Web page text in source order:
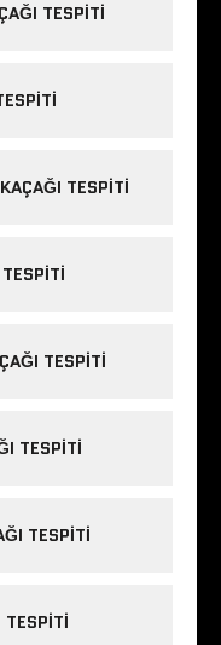
TESPITI
TESPITI
TESPITI
TESPITI
TESPITI
TESPITI